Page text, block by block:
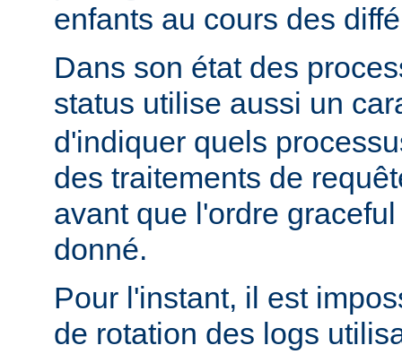
enfants au cours des
Dans son état des
status utilise aussi un
d'indiquer quels
des traitements de
avant que l'ordre
donné.
Pour l'instant, il est
de rotation des logs